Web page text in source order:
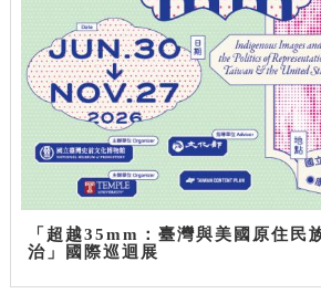
「超越35mm：臺灣與美國原住民
治」國際巡迴展